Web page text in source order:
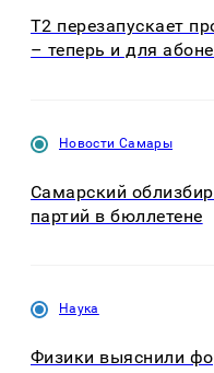
Т2 перезапускает
– теперь и для
Новости Самары
Самарский
партий в бюллетене
Наука
Физики выяснили